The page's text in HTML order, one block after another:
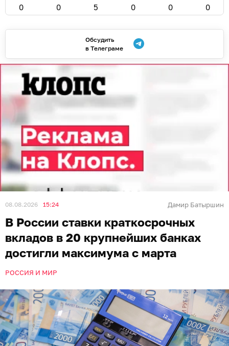
0 0 5 0 0 0
Обсудить
в Телеграме
08.08.2026 15:24 Дамир Батыршин
В России ставки краткосрочных
вкладов в 20 крупнейших банках
достигли максимума с марта
РОССИЯ И МИР